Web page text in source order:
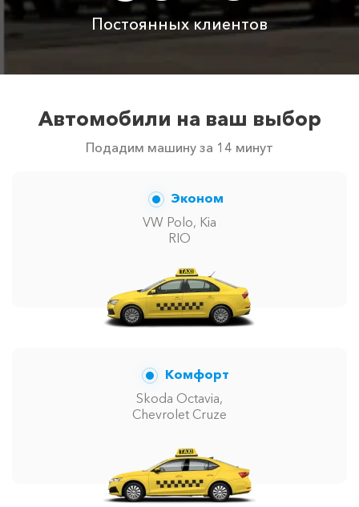
автомобилей в г Сукко. Точную цену вам сообщит
Постоянных клиентов
Автомобили на ваш выбор
Подадим машину за 14 минут
Эконом
VW Polo, Kia
RIO
Комфорт
Skoda Octavia,
Chevrolet Cruze